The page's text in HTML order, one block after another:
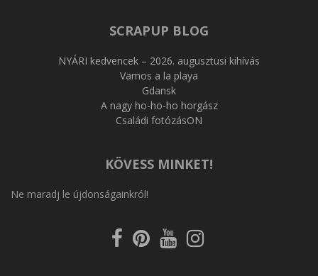
SCRAPUP BLOG
NYÁRI kedvencek – 2026. augusztusi kihívás
Vamos a la playa
Gdansk
A nagy ho-ho-ho horgász
Családi fotózásON
KÖVESS MINKET!
Ne maradj le újdonságainkról!
KövessKövessKövess
a
Kövess
az